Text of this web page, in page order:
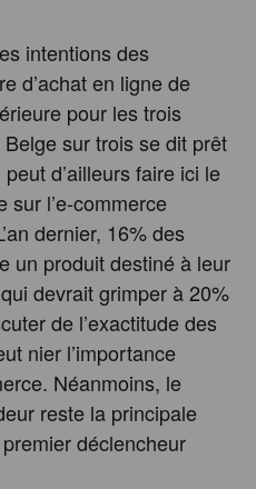
intentions des
d’achat en ligne de
pour les trois
sur trois se dit prêt
d’ailleurs faire ici le
sur l’e-commerce
dernier, 16% des
un produit destiné à leur
devrait grimper à 20%
de l’exactitude des
nier l’importance
Néanmoins, le
reste la principale
déclencheur